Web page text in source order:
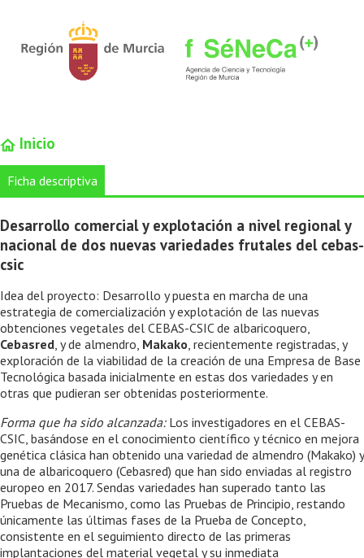
Inicio
Ficha descriptiva
Desarrollo comercial y explotación a nivel regional y
nacional de dos nuevas variedades frutales del cebas-
csic
Idea del proyecto: Desarrollo y puesta en marcha de una
estrategia de comercialización y explotación de las nuevas
obtenciones vegetales del CEBAS-CSIC de albaricoquero,
Cebasred, y de almendro, Makako, recientemente registradas, y
exploración de la viabilidad de la creación de una Empresa de Base
Tecnológica basada inicialmente en estas dos variedades y en
otras que pudieran ser obtenidas posteriormente.
Forma que ha sido alcanzada:Los investigadores en el CEBAS-
CSIC, basándose en el conocimiento científico y técnico en mejora
genética clásica han obtenido una variedad de almendro (Makako) y
una de albaricoquero (Cebasred) que han sido enviadas al registro
europeo en 2017. Sendas variedades han superado tanto las
Pruebas de Mecanismo, como las Pruebas de Principio, restando
únicamente las últimas fases de la Prueba de Concepto,
consistente en el seguimiento directo de las primeras
implantaciones del material vegetal y su inmediata